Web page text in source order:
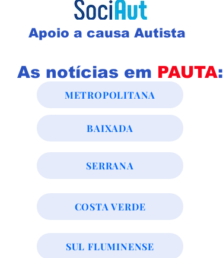
Apoio a causa Autista
As notícias em PAUTA:
METROPOLITANA
BAIXADA
SERRANA
COSTA VERDE
SUL FLUMINENSE